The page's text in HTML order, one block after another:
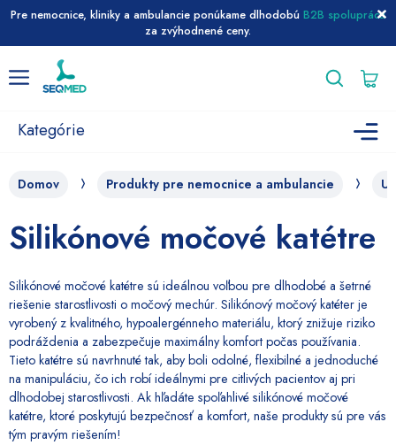
Pre nemocnice, kliniky a ambulancie ponúkame dlhodobú B2B spoluprácu
za zvýhodnené ceny.
na
Menu
Kategórie
Domov Produkty pre nemocnice a ambulancie
Silikónové močové katétre
Silikónové močové katétre sú ideálnou voľbou pre dlhodobé a šetrné
riešenie starostlivosti o močový mechúr. Silikónový močový katéter je
vyrobený z kvalitného, hypoalergénneho materiálu, ktorý znižuje riziko
podráždenia a zabezpečuje maximálny komfort počas používania.
Tieto katétre sú navrhnuté tak, aby boli odolné, flexibilné a jednoduché
na manipuláciu, čo ich robí ideálnymi pre citlivých pacientov aj pri
dlhodobej starostlivosti. Ak hľadáte spoľahlivé silikónové močové
katétre, ktoré poskytujú bezpečnosť a komfort, naše produkty sú pre vás
tým pravým riešením!